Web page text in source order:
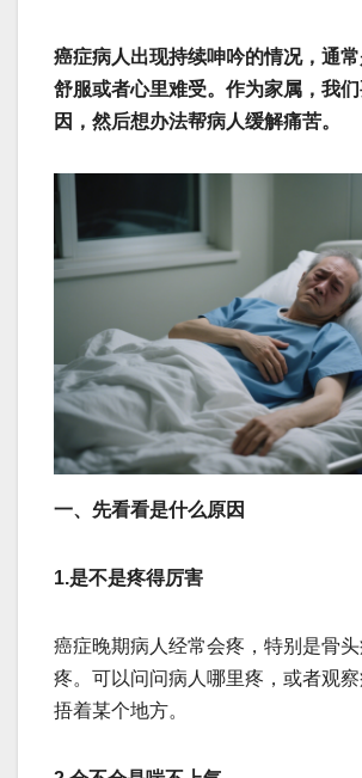
癌症病人出现持续呻吟的情况，通
舒服或者心里难受。作为家属，我
因，然后想办法帮病人缓解痛苦。
一、先看看是什么原因
‌1.是不是疼得厉害‌
癌症晚期病人经常会疼，特别是骨
疼。可以问问病人哪里疼，或者观
捂着某个地方。